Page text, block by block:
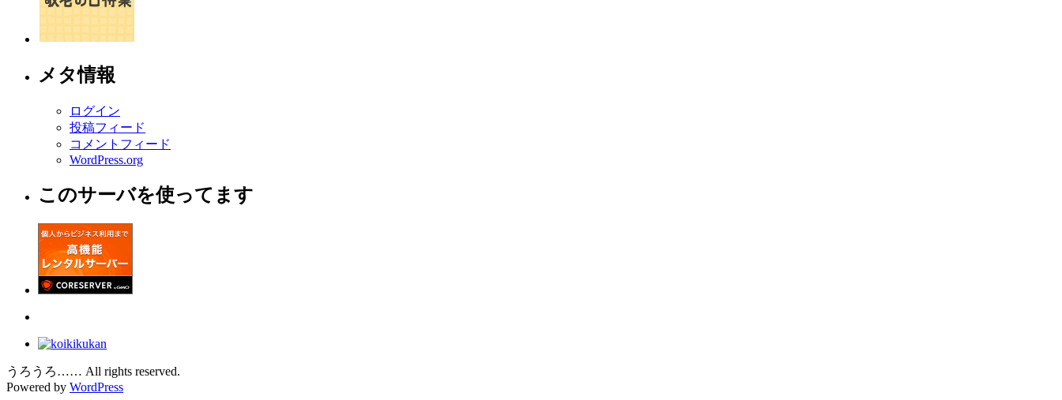
メタ情報
ログイン
投稿フィード
コメントフィード
WordPress.org
このサーバを使ってます
うろうろ…… All rights reserved.
Powered by WordPress